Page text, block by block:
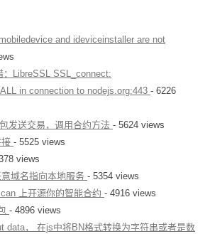
and ideviceinstaller are not
：LibreSSL SSL_connect:
in connection to nodejs.org:443 - 6226
发送交易，调用合约方法 - 5624 views
- 5525 views
views
域名指向本地服务 - 5354 views
上开源你的智能合约 - 4916 views
- 4896 views
data， 在js中将BN格式转换为字符串或者是数